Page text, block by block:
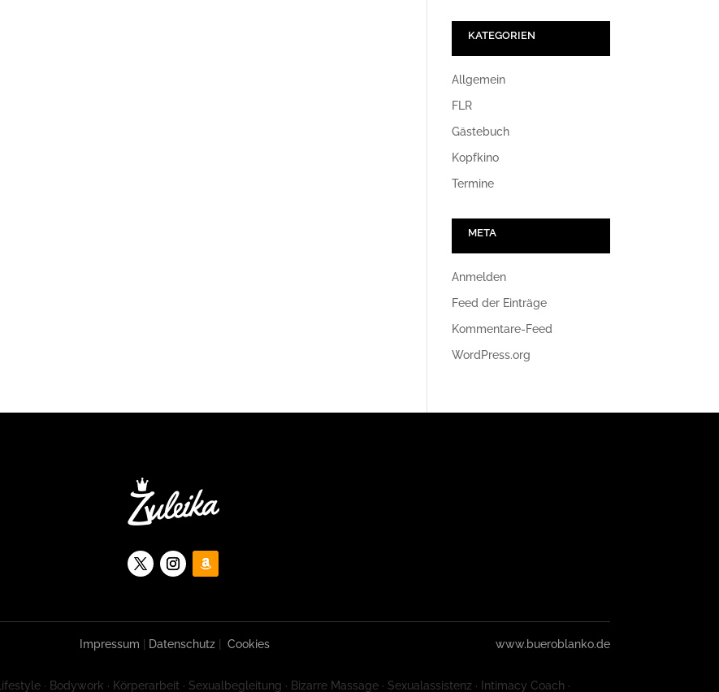
KATEGORIEN
Allgemein
FLR
Gästebuch
Kopfkino
Termine
META
Anmelden
Feed der Einträge
Kommentare-Feed
WordPress.org
Impressum | Datenschutz| Cookies www.bueroblanko.de
· Bodywork · Körperarbeit · Sexualbegleitung · Bizarre Massage · Sexualassistenz · Intimacy Coach ·